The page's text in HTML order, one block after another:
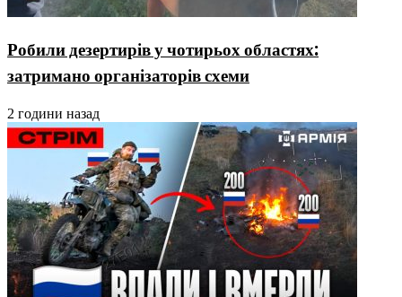
Робили дезертирів у чотирьох областях:
затримано організаторів схеми
2 години назад